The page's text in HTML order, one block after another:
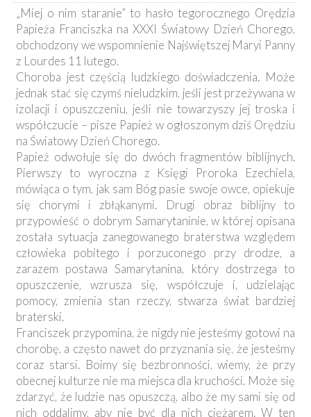
„Miej o nim staranie” to hasło tegorocznego Orędzia
Papieża Franciszka na XXXI Światowy Dzień Chorego,
obchodzony we wspomnienie Najświętszej Maryi Panny
z Lourdes 11 lutego.
Choroba jest częścią ludzkiego doświadczenia. Może
jednak stać się czymś nieludzkim, jeśli jest przeżywana w
izolacji i opuszczeniu, jeśli nie towarzyszy jej troska i
współczucie – pisze Papież w ogłoszonym dziś Orędziu
na Światowy Dzień Chorego.
Papież odwołuje się do dwóch fragmentów biblijnych.
Pierwszy to wyroczna z Księgi Proroka Ezechiela,
mówiąca o tym, jak sam Bóg pasie swoje owce, opiekuje
się chorymi i zbłąkanymi. Drugi obraz biblijny to
przypowieść o dobrym Samarytaninie, w której opisana
została sytuacja zanegowanego braterstwa względem
człowieka pobitego i porzuconego przy drodze, a
zarazem postawa Samarytanina, który dostrzega to
opuszczenie, wzrusza się, współczuje i, udzielając
pomocy, zmienia stan rzeczy, stwarza świat bardziej
braterski.
Franciszek przypomina, że nigdy nie jesteśmy gotowi na
chorobę, a często nawet do przyznania się, że jesteśmy
coraz starsi. Boimy się bezbronności, wiemy, że przy
obecnej kulturze nie ma miejsca dla kruchości. Może się
zdarzyć, że ludzie nas opuszczą, albo że my sami się od
nich oddalimy, aby nie być dla nich ciężarem. W ten